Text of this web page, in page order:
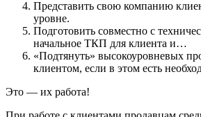
Представить свою компанию
уровне.
Подготовить совместно с
начальное ТКП для клиента и…
«Подтянуть» высокоуровневых
клиентом, если в этом есть
Это — их работа!